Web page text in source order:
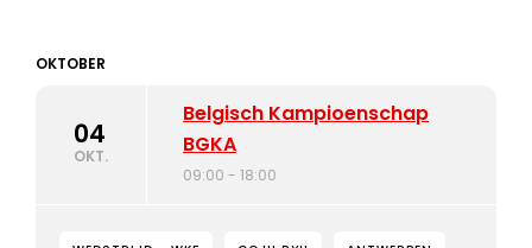
OKTOBER
04
OKT.
Belgisch Kampioenschap
BGKA
09:00 - 18:00